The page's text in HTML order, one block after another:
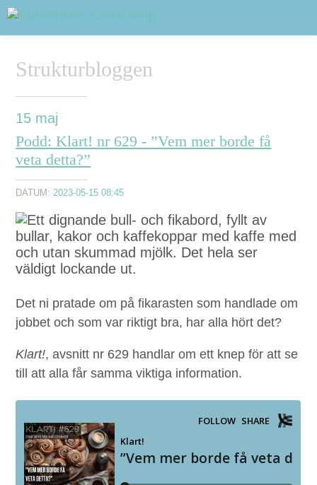
Navigering
OM DAVID STIERNHOLM
TJÄNSTER
FÖRELÄSNINGAR
BLOGG SHOP KUNDER PRESS SÖK
Strukturbloggen
15 maj
Podd: Klart! nr 629 - ”Vem mer borde få
veta detta?”
DATUM:2023-05-15 08:45
Det ni pratade om på fikaras­ten som hand­lade om
job­bet och som var rik­tigt bra, har alla hört det?
Klart!, avs­nitt nr 629 hand­lar om ett knep för att se
till att alla får sam­ma vik­ti­ga information.